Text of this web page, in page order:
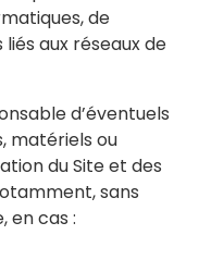
de
aux réseaux de
d’éventuels
matériels ou
du Site et des
sans
en cas :